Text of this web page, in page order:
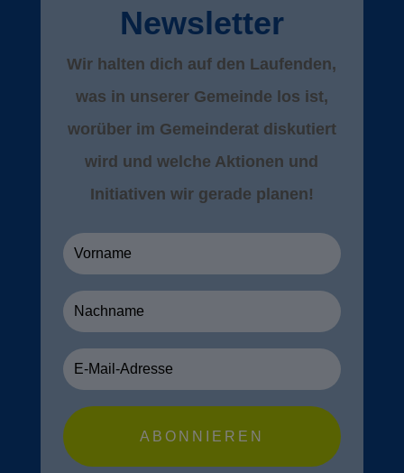
Newsletter
Wir halten dich auf den Laufenden,
was in unserer Gemeinde los ist,
worüber im Gemeinderat diskutiert
wird und welche Aktionen und
Initiativen wir gerade planen!
ABONNIEREN